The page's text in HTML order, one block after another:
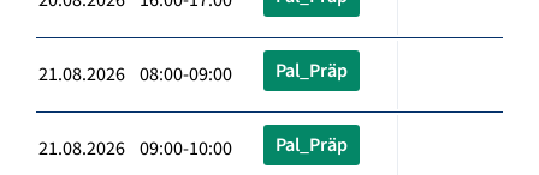
21.08.2026 08:00-09:00 Pal_Präp
21.08.2026 09:00-10:00 Pal_Präp